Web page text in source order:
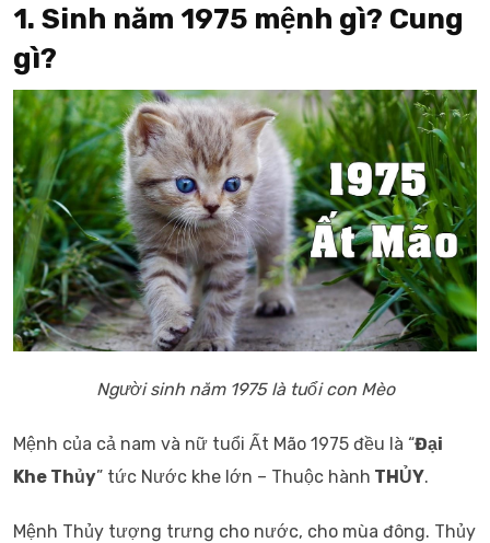
1. Sinh năm 1975 mệnh gì? Cung
gì?
Người sinh năm 1975 là tuổi con Mèo
Mệnh của cả nam và nữ tuổi Ất Mão 1975 đều là “Đại
Khe Thủy” tức Nước khe lớn – Thuộc hành THỦY.
Mệnh Thủy tượng trưng cho nước, cho mùa đông. Thủy